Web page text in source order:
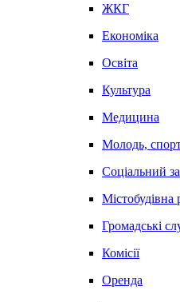
ЖКГ
Економіка
Освіта
Культура
Медицина
Молодь,
Соціальний
Містобудівна
Громадські
Комісії
Оренда